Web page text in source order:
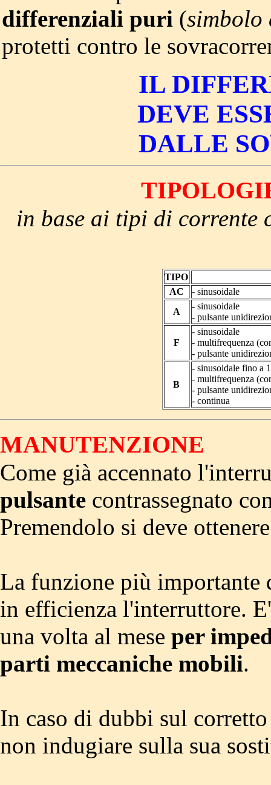
differenziali puri (simbolo
protetti contro le
IL
DEVE
DALLE
in base ai tipi di corrente
TIPO
AC
- sinusoidale
A
- sinusoidale
- pulsante
F
- sinusoidale
- multifrequenza
- pulsante
B
- sinusoidale fino a
- multifrequenza
- pulsante
- continua
MANUTENZIONE
Come già accennato
pulsante contrassegnato
Premendolo si deve
La funzione più importante
in efficienza l'interruttore.
una volta al mese per
parti meccaniche mobili.
In caso di dubbi sul
non indugiare sulla sua